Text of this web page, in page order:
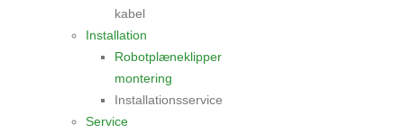
kabel
Installation
Robotplæneklipper
montering
Installationsservice
Service